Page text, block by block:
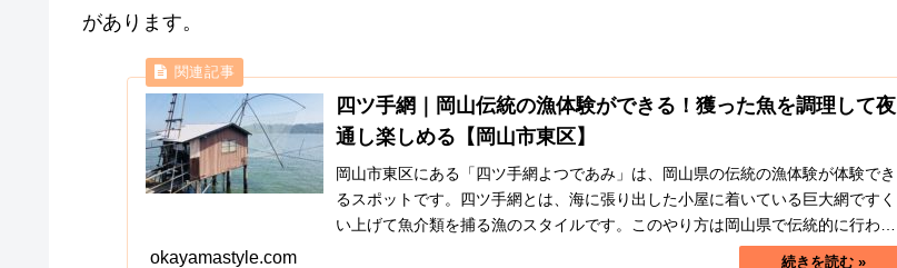
があります。
四ツ手網｜岡山伝統の漁体験ができる！獲った魚を調理して夜
通し楽しめる【岡山市東区】
岡山市東区にある「四ツ手網よつであみ」は、岡山県の伝統の漁体験が体験でき
るスポットです。四ツ手網とは、海に張り出した小屋に着いている巨大網ですく
い上げて魚介類を捕る漁のスタイルです。このやり方は岡山県で伝統的に行われ
okayamastyle.com